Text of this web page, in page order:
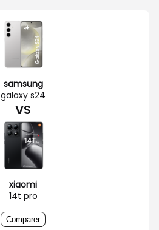
samsung
galaxy s24
VS
xiaomi
14t pro
Comparer